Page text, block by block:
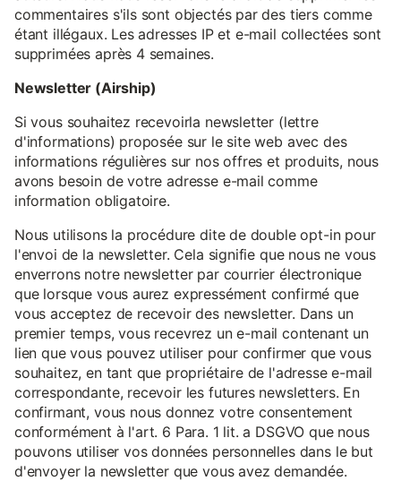
commentaires s'ils sont objectés par des tiers comme
étant illégaux. Les adresses IP et e-mail collectées sont
supprimées après 4 semaines.
Newsletter (Airship)
Si vous souhaitez recevoirla newsletter (lettre
d'informations) proposée sur le site web avec des
informations régulières sur nos offres et produits, nous
avons besoin de votre adresse e-mail comme
information obligatoire.
Nous utilisons la procédure dite de double opt-in pour
l'envoi de la newsletter. Cela signifie que nous ne vous
enverrons notre newsletter par courrier électronique
que lorsque vous aurez expressément confirmé que
vous acceptez de recevoir des newsletter. Dans un
premier temps, vous recevrez un e-mail contenant un
lien que vous pouvez utiliser pour confirmer que vous
souhaitez, en tant que propriétaire de l'adresse e-mail
correspondante, recevoir les futures newsletters. En
confirmant, vous nous donnez votre consentement
conformément à l'art. 6 Para. 1 lit. a DSGVO que nous
pouvons utiliser vos données personnelles dans le but
d'envoyer la newsletter que vous avez demandée.